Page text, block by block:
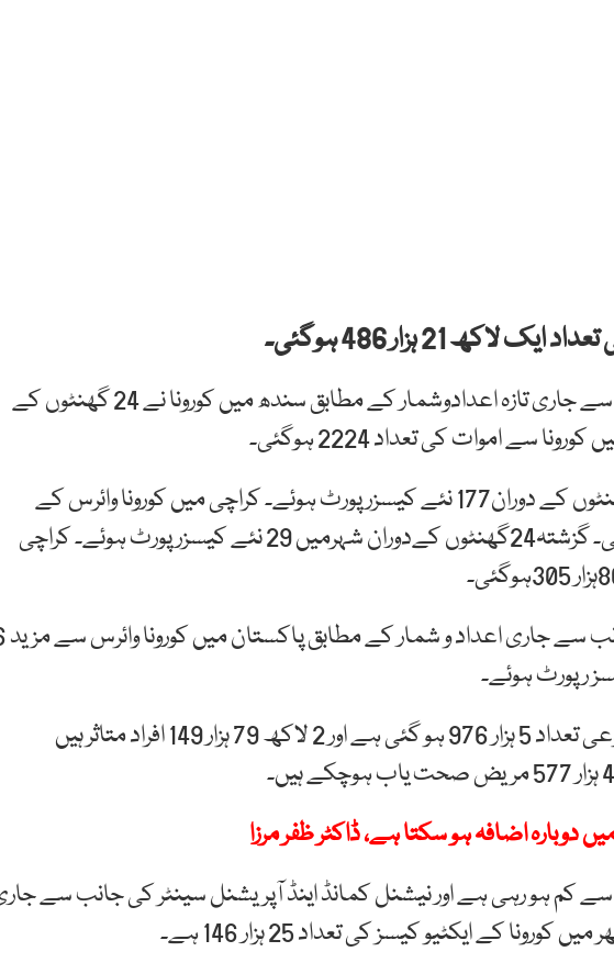
21 ہزار 486 ہوگئی۔
وزیر اعلیٰ سندھ مراد علی شاہ کی جانب سے جاری تازہ اعدادوشمار کے مطابق سندھ میں کورونا نے 24 گھنٹوں کے
اموات کی تعداد 2224 ہوگئی۔
وزیراعلیٰ سندھ کے مطابق گزشتہ 24 گھنٹوں کے دوران177 نئے کیسزرپورٹ ہوئے۔ کراچی میں کورونا وائرس کے
کیسزکی تعداد 86ہزار 300 سے زائد ہوگئی۔ گزشتہ24گھنٹوں کےدوران شہرمیں 29 نئے کیسزرپورٹ ہوئے۔ کراچی
نیشنل کمانڈ اینڈ آپریشنل
پاکستان میں کورونا سے اموات کی مجموعی تعداد 5 ہزار 976 ہو گئی ہے اور 2 لاکھ 79 ہزار 149 افراد متاثر ہیں
دوبارہ اضافہ ہو سکتا ہے، ڈاکٹر ظفر مرزا
سے کم ہو رہی ہے اور نیشنل کمانڈ اینڈ آپریشنل سینٹر کی جانب سے
کے ایکٹیو کیسز کی تعداد 25 ہزار 146 ہے۔